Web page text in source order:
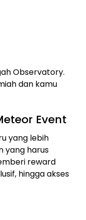
Observatory.
dan kamu
Event
yang lebih
yang harus
reward
hingga akses